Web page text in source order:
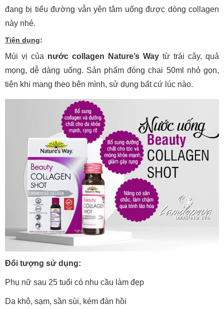
đang bị tiểu đường vẫn yên tâm uống được dòng collagen
này nhé.
Tiện dụng:
Mùi vị của nước collagen Nature’s Way từ trái cây, quả
mọng, dễ dàng uống. Sản phẩm đóng chai 50ml nhỏ gọn,
tiện khi mang theo bên mình, sử dụng bất cứ lúc nào.
Đối tượng sử dụng:
Phụ nữ sau 25 tuổi có nhu cầu làm đẹp
Da khô, sạm, sần sùi, kém đàn hồi